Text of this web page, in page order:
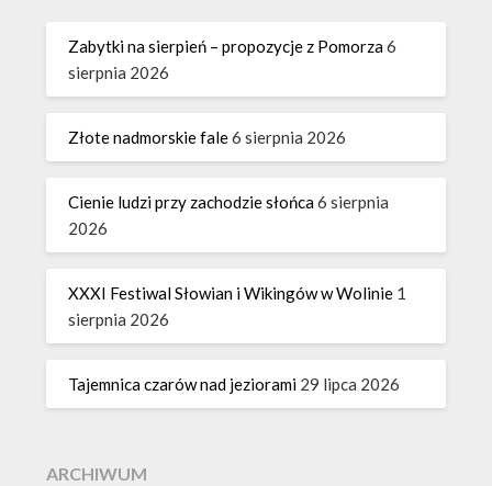
Zabytki na sierpień – propozycje z Pomorza6
sierpnia 2026
Złote nadmorskie fale6 sierpnia 2026
Cienie ludzi przy zachodzie słońca6 sierpnia
2026
XXXI Festiwal Słowian i Wikingów w Wolinie 1
sierpnia 2026
Tajemnica czarów nad jeziorami 29 lipca 2026
ARCHIWUM